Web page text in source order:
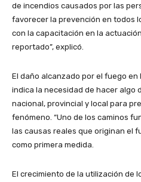
de incendios causados por las
favorecer la prevención en todos
con la capacitación en la
reportado”, explicó.
El daño alcanzado por el fuego
indica la necesidad de hacer algo
nacional, provincial y local para
fenómeno. “Uno de los caminos
las causas reales que originan el
como primera medida.
El crecimiento de la utilización de